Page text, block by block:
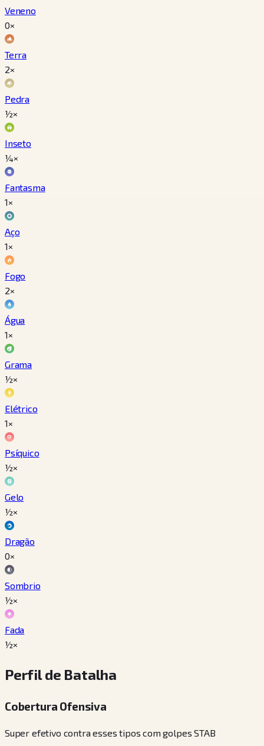
Veneno
0×
Terra
2×
Pedra
½×
Inseto
¼×
Fantasma
1×
Aço
1×
Fogo
2×
Água
1×
Grama
½×
Elétrico
1×
Psíquico
½×
Gelo
½×
Dragão
0×
Sombrio
½×
Fada
½×
Perfil de Batalha
Cobertura Ofensiva
Super efetivo contra esses tipos com golpes STAB